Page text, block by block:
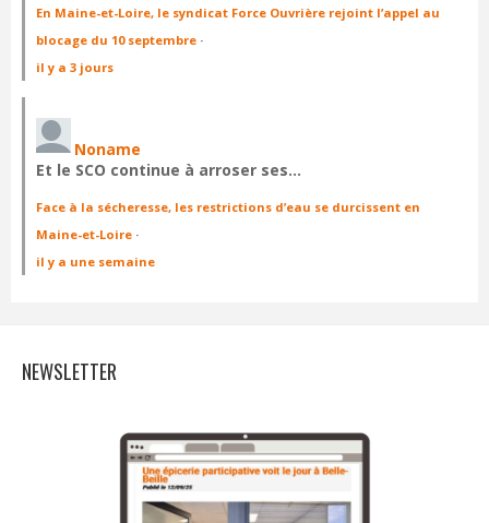
En Maine-et-Loire, le syndicat Force Ouvrière rejoint l’appel au
blocage du 10 septembre ·
il y a 3 jours
Noname
Et le SCO continue à arroser ses…
Face à la sécheresse, les restrictions d’eau se durcissent en
Maine-et-Loire ·
il y a une semaine
NEWSLETTER